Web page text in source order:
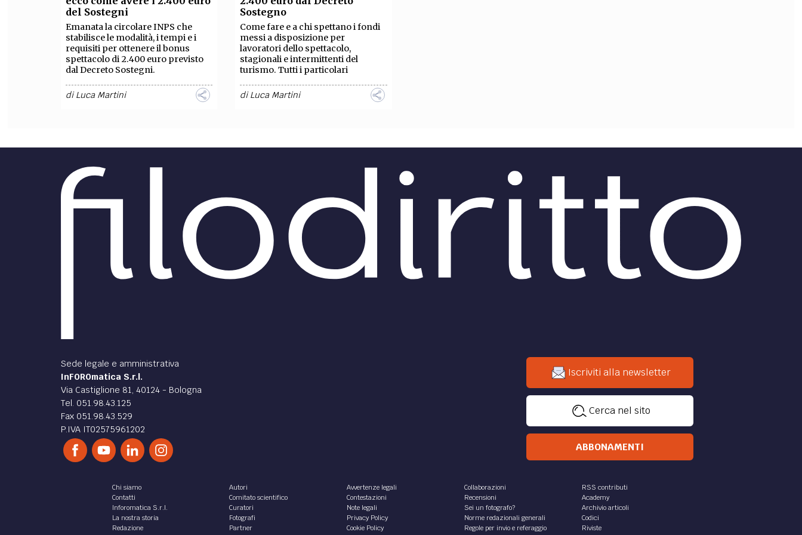
FILODIRITTO REDAZIONE COMITATO SCIENTIFICO AUTORI
CODICI
del Sostegni
Emanata la circolare INPS che
stabilisce le modalità, i tempi e i
requisiti per ottenere il bonus
spettacolo di 2.400 euro previsto
dal Decreto Sostegni.
diLuca Martini
Sostegno
Come fare e a chi spettano i fondi
messi a disposizione per
lavoratori dello spettacolo,
stagionali e intermittenti del
turismo. Tutti i particolari
diLuca Martini
Sede legale e amministrativa
InFOROmatica S.r.l.
Via Castiglione 81, 40124 - Bologna
Tel. 051.98.43.125
Fax 051.98.43.529
P.IVA IT02575961202
Iscriviti alla newsletter
Cerca nel sito
ABBONAMENTI
Chi siamo
Contatti
Inforomatica S.r.l.
La nostra storia
Redazione
Autori
Comitato scientifico
Curatori
Fotografi
Partner
Avvertenze legali
Contestazioni
Note legali
Privacy Policy
Cookie Policy
Collaborazioni
Recensioni
Sei un fotografo?
Norme redazionali generali
Regole per invio e referaggio
RSS contributi
Academy
Archivio articoli
Codici
Riviste